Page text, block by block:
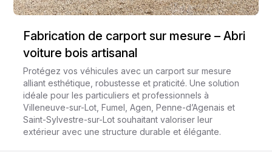
Fabrication de carport sur mesure – Abri
voiture bois artisanal
Protégez vos véhicules avec un carport sur mesure
alliant esthétique, robustesse et praticité. Une solution
idéale pour les particuliers et professionnels à
Villeneuve-sur-Lot, Fumel, Agen, Penne-d’Agenais et
Saint-Sylvestre-sur-Lot souhaitant valoriser leur
extérieur avec une structure durable et élégante.